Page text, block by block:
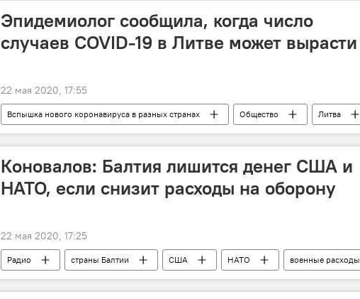
Эпидемиолог сообщила, когда число
случаев COVID-19 в Литве может вырасти
22 мая 2020, 17:55
Вспышка нового коронавируса в разных странах Общество Литва
эпидемия
Коновалов: Балтия лишится денег США и
НАТО, если снизит расходы на оборону
22 мая 2020, 17:25
Радио страны Балтии США НАТО военные расходы